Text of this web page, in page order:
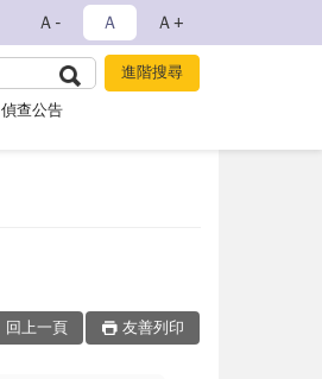
Ａ- Ａ Ａ+
偵查公告
回上一頁 友善列印